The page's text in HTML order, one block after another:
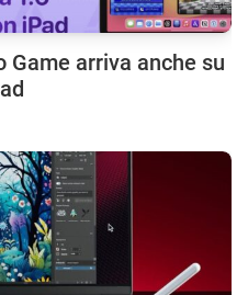
Game arriva anche su